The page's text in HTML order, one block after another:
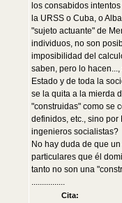
los consabidos
la URSS o Cuba, o
"sujeto actuante" de
individuos, no son
imposibilidad del
saben, pero lo
Estado y de toda la
se la quita a la mierda
"construidas" como se
definidos, etc., sino
ingenieros socialistas?
No hay duda de que
particulares que él
tanto no son una
................
Cita: